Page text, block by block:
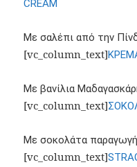
CREAM
Με σαλέπι από την
[vc_column_text]
Με βανίλια
[vc_column_text]
Με σοκολάτα
[vc_column_text]